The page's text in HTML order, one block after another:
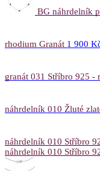
BG náhrdelník
rhodium Granát 1 900
granát 031 Stříbro 925 -
náhrdelník 010 Žluté
náhrdelník 010 Stříbro
náhrdelník 010 Stříbro